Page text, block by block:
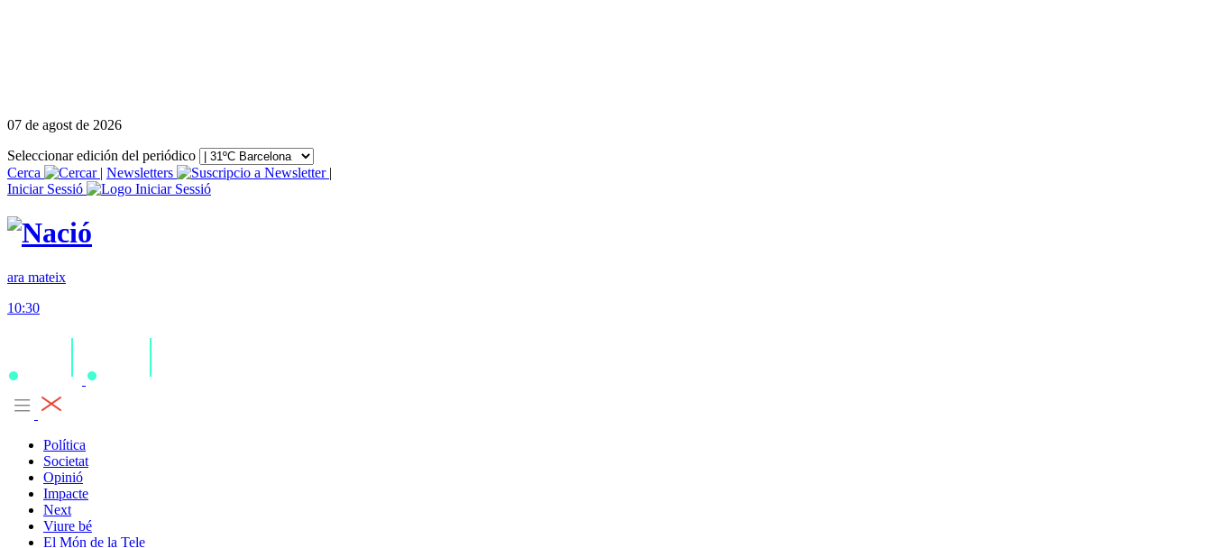
07 de agost de 2026
Seleccionar edición del periódico
Cerca
| Newsletters
|
Iniciar Sessió
ara mateix
10:30
Política
Societat
Opinió
Impacte
Next
Viure bé
El Món de la Tele